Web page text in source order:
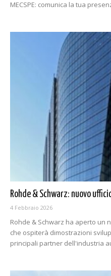
MECSPE: comunica la tua
Rohde & Schwarz: nuovo
4 Febbraio 2026
Rohde & Schwarz ha aperto un
che ospiterà dimostrazioni
principali partner dell'industria